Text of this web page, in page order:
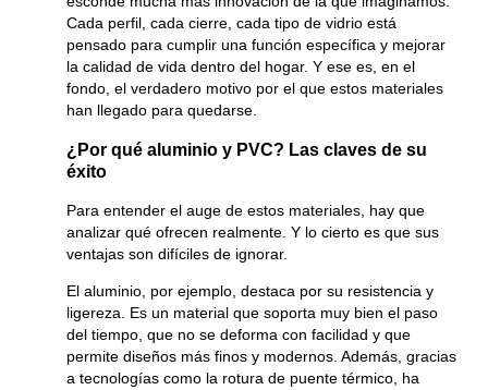
Cada perfil, cada cierre, cada tipo de vidrio está
pensado para cumplir una función específica y mejorar
la calidad de vida dentro del hogar. Y ese es, en el
fondo, el verdadero motivo por el que estos materiales
han llegado para quedarse.
¿Por qué aluminio y PVC? Las claves de su
éxito
Para entender el auge de estos materiales, hay que
analizar qué ofrecen realmente. Y lo cierto es que sus
ventajas son difíciles de ignorar.
El aluminio, por ejemplo, destaca por su resistencia y
ligereza. Es un material que soporta muy bien el paso
del tiempo, que no se deforma con facilidad y que
permite diseños más finos y modernos. Además, gracias
a tecnologías como la rotura de puente térmico, ha